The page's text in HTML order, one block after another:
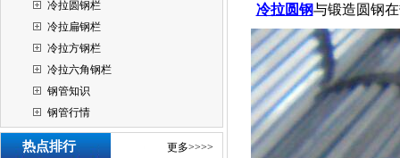
冷拉圆钢栏
冷拉扁钢栏
冷拉方钢栏
冷拉六角钢栏
钢管知识
钢管行情
热点排行 更多>>>>
冷拉圆钢与锻造圆钢